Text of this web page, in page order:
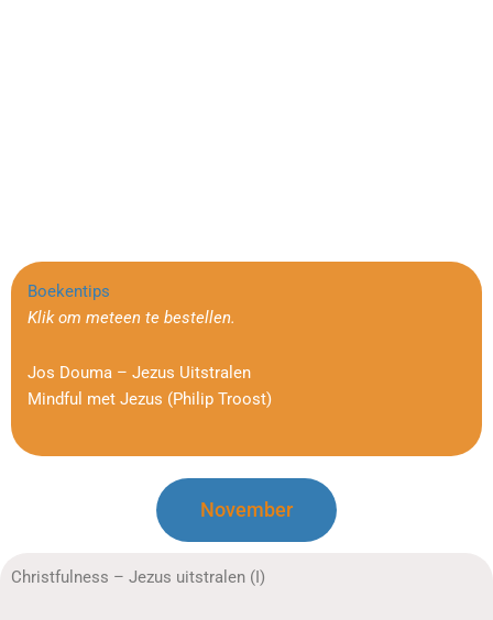
Boekentips
Klik om meteen te bestellen.
Jos Douma – Jezus Uitstralen
Mindful met Jezus (Philip Troost)
November
Christfulness – Jezus uitstralen (I)